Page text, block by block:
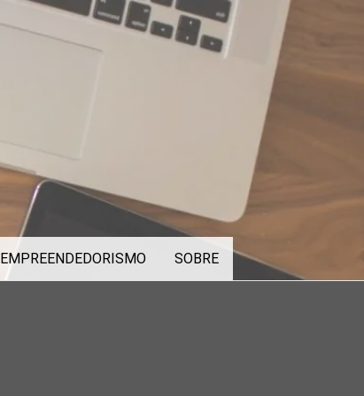
EMPREENDEDORISMO SOBRE